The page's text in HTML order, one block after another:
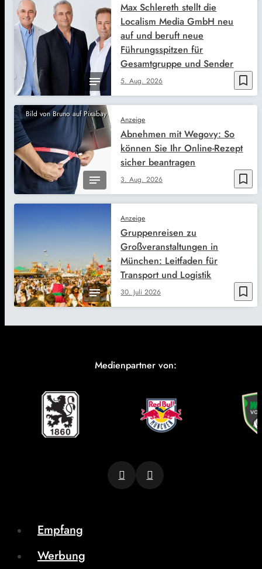
bookmark_border
5. Aug. 2026
Max Schlereth stellt die
Localism Media GmbH neu
auf und beruft neue
Führungsspitzen für
Gesamtgruppe und Sender
Bild von Bruno auf Pixabay
bookmark_border
Anzeige
3. Aug. 2026
Abnehmen mit Wegovy: So
können Sie Ihr Online-Rezept
sicher beantragen
bookmark_border
Anzeige
30. Juli 2026
Gruppenreisen zu
Großveranstaltungen in
München: Leitfaden für
Transport und Logistik
Medienpartner von:
Empfang
Werbung